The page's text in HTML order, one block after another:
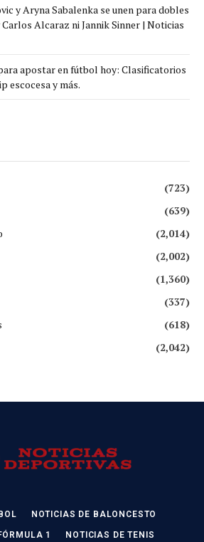
y Aryna Sabalenka se unen para dobles
Alcaraz ni Jannik Sinner | Noticias
apostar en fútbol hoy: Clasificatorios
escocesa y más.
(723)
(639)
(2,014)
(2,002)
(1,360)
(337)
(618)
(2,042)
NOTICIAS DE BALONCESTO
1 NOTICIAS DE TENIS